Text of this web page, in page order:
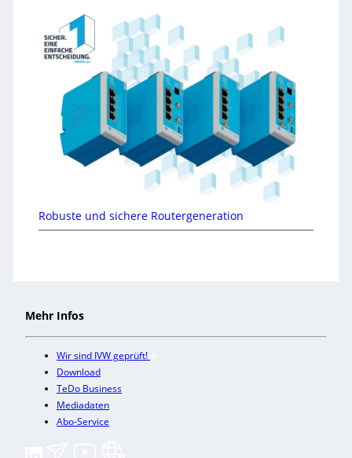
Robuste und sichere Routergeneration
Mehr Infos
Wir sind IVW geprüft!
Download
TeDo Business
Mediadaten
Abo-Service